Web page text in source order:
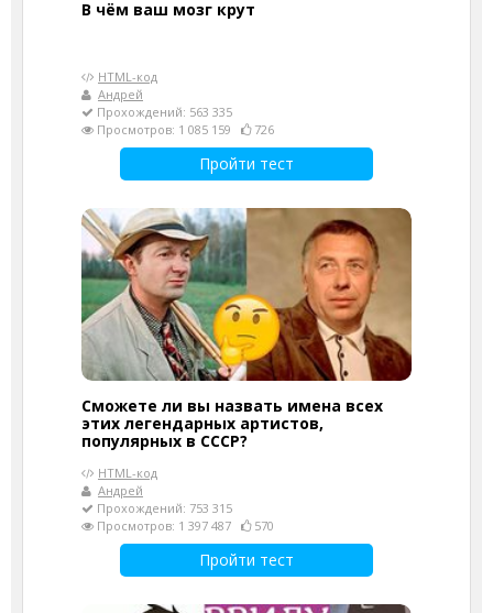
В чём ваш мозг крут
HTML-код
Андрей
Прохождений: 563 335
Просмотров: 1 085 159
726
Пройти тест
Сможете ли вы назвать имена всех
этих легендарных артистов,
популярных в СССР?
HTML-код
Андрей
Прохождений: 753 315
Просмотров: 1 397 487
570
Пройти тест